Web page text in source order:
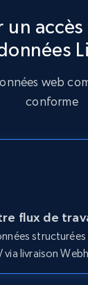
1.3K+
listing
filters -
HomeStatus,
un
web
conforme
flux de
structurées
via livraison